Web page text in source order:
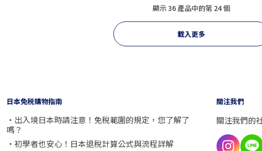
顯示 36 產品中的第 24 個
載入更多
日本免税購物指南
・出入境日本時請注意！免稅範圍的規定，您了解了
嗎？
・初學者也安心！日本退稅計算公式與流程詳解
關注我們
關注我們的